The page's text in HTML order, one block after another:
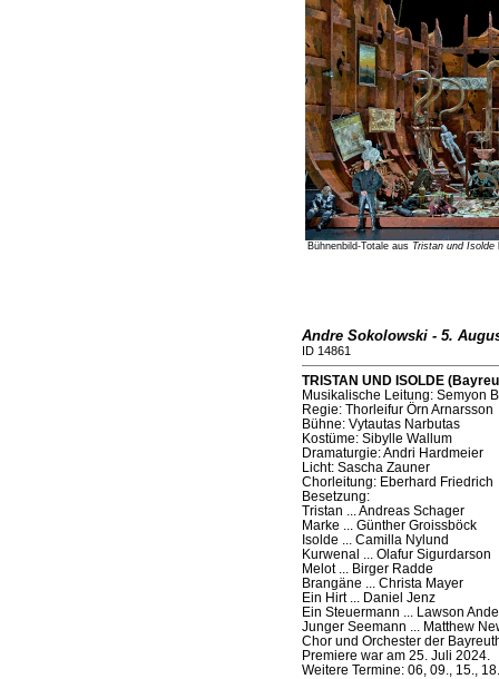
Bühnenbild-Totale aus Tristan und Isolde
Andre Sokolowski - 5.
ID 14861
TRISTAN UND ISOLDE
Musikalische Leitung: Semyon
Regie: Thorleifur Örn Arnarsson
Bühne: Vytautas Narbutas
Kostüme: Sibylle Wallum
Dramaturgie: Andri Hardmeier
Licht: Sascha Zauner
Chorleitung: Eberhard Friedrich
Besetzung:
Tristan ... Andreas Schager
Marke ... Günther Groissböck
Isolde ... Camilla Nylund
Kurwenal ... Olafur Sigurdarson
Melot ... Birger Radde
Brangäne ... Christa Mayer
Ein Hirt ... Daniel Jenz
Ein Steuermann ... Lawson
Junger Seemann ... Matthew
Chor und Orchester der
Premiere war am 25. Juli 2024.
Weitere Termine: 06, 09., 15.,